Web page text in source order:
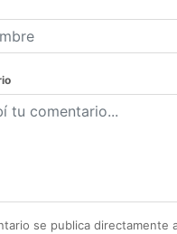
se publica directamente